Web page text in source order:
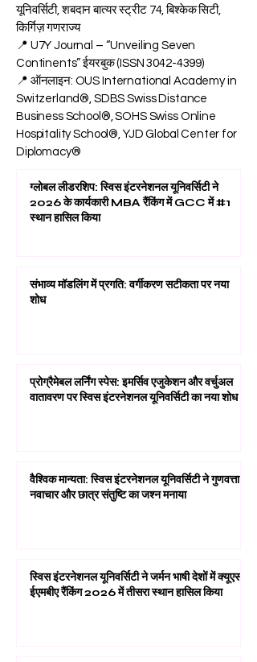
📍 बिश्केक कार्यालय: SIU – स्विस इंटरनेशनल
यूनिवर्सिटी, शबदान बात्यर स्ट्रीट 74, बिश्केक सिटी,
किर्गिज़ गणराज्य
📍 U7Y Journal – “Unveiling Seven
Continents” ईयरबुक (ISSN3042-4399)
📍 ऑनलाइन: OUS International Academy in
Switzerland®, SDBS Swiss Distance
Business School®, SOHS Swiss Online
Hospitality School®, YJD Global Center for
ग्लोबल लीडरशिप: स्विस इंटरनेशनल यूनिवर्सिटी ने
2026 के कार्यकारी MBA रैंकिंग में GCC में #1
संभाव्य मॉडलिंग में प्रगति: वर्गीकरण सटीकता पर नया
प्रोग्रैमेबल लर्निंग स्पेस: इमर्सिव एजुकेशन और वर्चुअल
वैश्विक मान्यता: स्विस इंटरनेशनल यूनिवर्सिटी ने गुणवत्ता,
स्विस इंटरनेशनल यूनिवर्सिटी ने जर्मन भाषी देशों में क्यूएस